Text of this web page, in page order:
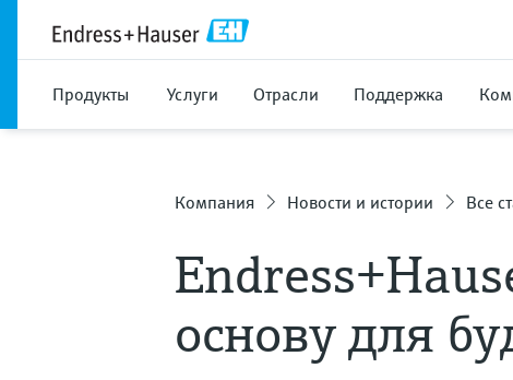
Продукты Услуги Отрасли Поддержка
Компания Новости и истории Все
основу для